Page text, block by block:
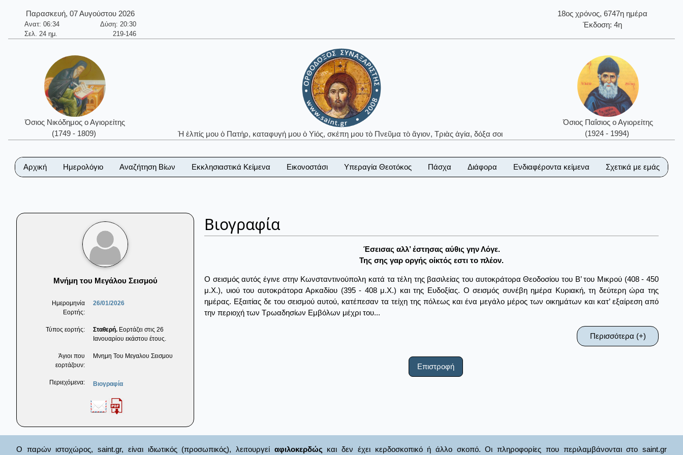
Παρασκευή, 07 Αυγούστου 2026
Ανατ: 06:34
Δύση: 20:30
Σελ. 24 ημ.
219-146
18ος χρόνος, 6747η ημέρα
Έκδοση: 4η
Όσιος Νικόδημος ο Αγιορείτης
(1749 - 1809)
Ἡ ἐλπίς μου ὁ Πατήρ, καταφυγή μου ὁ Υἱός, σκέπη μου τὸ Πνεῦμα τὸ ἅγιον, Τριὰς ἁγία, δόξα σοι
Όσιος Παΐσιος ο Αγιορείτης
(1924 - 1994)
Αρχική Ημερολόγιο Αναζήτηση Βίων Εκκλησιαστικά Κείμενα Εικονοστάσι Υπεραγία Θεοτόκος Πάσχα Διάφορα Ενδιαφέροντα κείμενα Σχετικά με εμάς
Μνήμη του Μεγάλου Σεισμού
Ημερομηνία
Εορτής:
26/01/2026
Τύπος εορτής: Σταθερή. Εορτάζει στις 26
Ιανουαρίου εκάστου έτους.
Άγιοι που
εορτάζουν:
Μνημη Του Μεγαλου Σεισμου
Περιεχόμενα: Βιογραφία
Βιογραφία
Έσεισας αλλ’ έστησας αύθις γην Λόγε.
Της σης γαρ οργής οίκτός εστι το πλέον.
Ο σεισμός αυτός έγινε στην Κωνσταντινούπολη κατά τα τέλη της βασιλείας του αυτοκράτορα Θεοδοσίου του Β’ του Μικρού (408 - 450
μ.Χ.), υιού του αυτοκράτορα Αρκαδίου (395 - 408 μ.Χ.) και της Ευδοξίας. Ο σεισμός συνέβη ημέρα Κυριακή, τη δεύτερη ώρα της
ημέρας. Εξαιτίας δε του σεισμού αυτού, κατέπεσαν τα τείχη της πόλεως και ένα μεγάλο μέρος των οικημάτων και κατ’ εξαίρεση από
την περιοχή των Τρωαδησίων Εμβόλων μέχρι του...
Περισσότερα (+)
Επιστροφή
Ο παρών ιστοχώρος, saint.gr, είναι ιδιωτικός (προσωπικός), λειτουργεί αφιλοκερδώς και δεν έχει κερδοσκοπικό ή άλλο σκοπό. Οι πληροφορίες που περιλαμβάνονται στο saint.gr